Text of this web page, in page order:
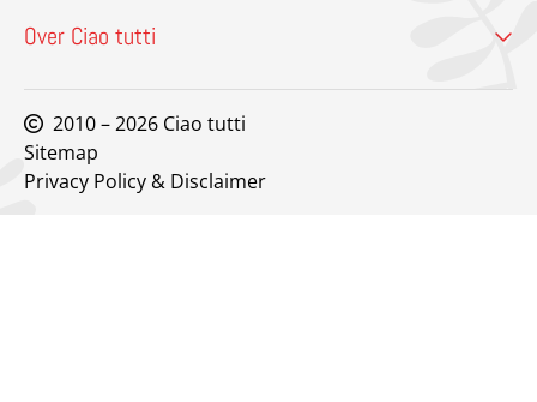
Over Ciao tutti
2010 – 2026 Ciao tutti
Sitemap
Privacy Policy & Disclaimer